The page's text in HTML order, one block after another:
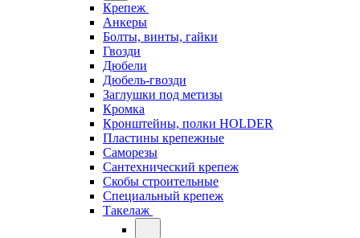
Крепеж
Анкеры
Болты, винты, гайки
Гвозди
Дюбели
Дюбель-гвозди
Заглушки под метизы
Кромка
Кронштейны, полки НОLDER
Пластины крепежные
Саморезы
Сантехнический крепеж
Скобы строительные
Специальный крепеж
Такелаж